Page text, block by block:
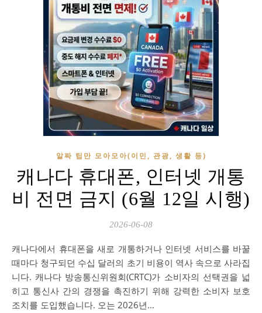
알짜 팁만 모아모아(이민, 관광, 생활 등)
캐나다 휴대폰, 인터넷 개통
비 전면 금지 (6월 12일 시행)
2026-06-08
캐나다에서 휴대폰을 새로 개통하거나 인터넷 서비스를 바꿀
때마다 청구되던 수십 달러의 초기 비용이 역사 속으로 사라집
니다. 캐나다 방송통신위원회(CRTC)가 소비자의 선택권을 넓
히고 통신사 간의 경쟁을 촉진하기 위해 강력한 소비자 보호
조치를 도입했습니다. 오는 2026년…